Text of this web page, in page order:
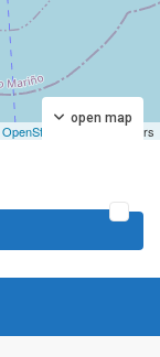
OpenStreetMap contributors
open map